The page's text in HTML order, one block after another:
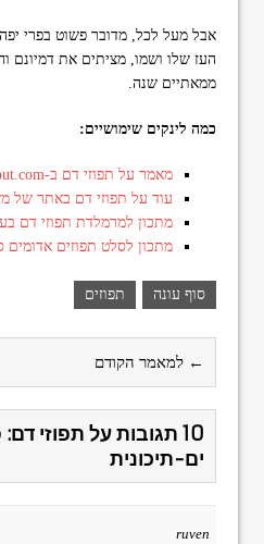
אבל מעל לכל, מדובר פשוט בפרי
העז שלו ושמו, מציתים את דמיונם
ממאתיים שנה.
כמה לינקים שימושיים:
מאמר על תפוזי דם ב-About.com
עוד על תפוזי דם באתר של
מתכון למרמלדת תפוזי דם
מתכון לסלט תפוזים אדומים
סוף עונה תפוזים
← למאמר הקודם
10 תגובות על תפוזי
ים-תיכונית
ruven